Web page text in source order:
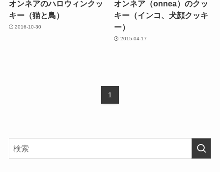
オンネアのハロウィンクッ
キー（猫と鳥）
2016-10-30
オンネア（onnea）のクッ
キー（インコ、犬顔クッキ
ー）
2015-04-17
1